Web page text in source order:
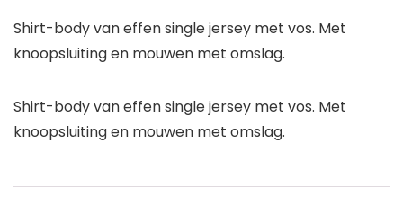
Shirt-body van effen single jersey met vos. Met
knoopsluiting en mouwen met omslag.
Shirt-body van effen single jersey met vos. Met
knoopsluiting en mouwen met omslag.